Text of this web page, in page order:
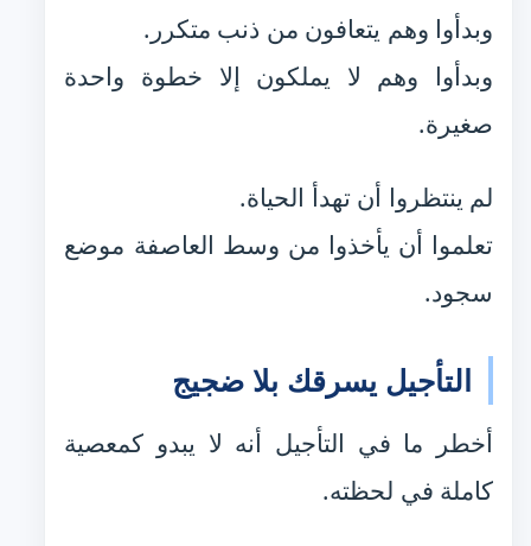
وبدأوا وهم يتعافون من ذنب متكرر.
وبدأوا وهم لا يملكون إلا خطوة واحدة
صغيرة.
لم ينتظروا أن تهدأ الحياة.
تعلموا أن يأخذوا من وسط العاصفة موضع
سجود.
التأجيل يسرقك بلا ضجيج
أخطر ما في التأجيل أنه لا يبدو كمعصية
كاملة في لحظته.